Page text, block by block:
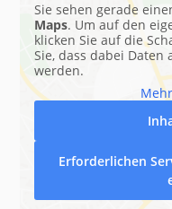
Sie sehen gerade
Maps. Um auf den
klicken Sie auf die
Sie, dass dabei
werden.
Erforderlichen